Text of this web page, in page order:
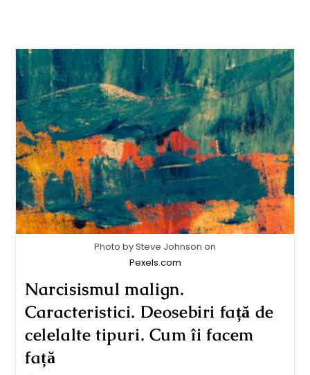
Photo by Steve Johnson on
Pexels.com
Narcisismul malign.
Caracteristici. Deosebiri față de
celelalte tipuri. Cum îi facem
față